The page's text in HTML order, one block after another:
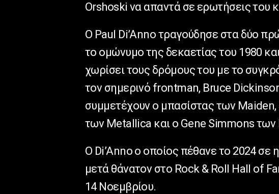
Orshoski να απαντά σε ερωτήσεις του
Ο Paul Di’Anno τραγούδησε στα δύο
το ομώνυμο της δεκαετίας του 1980
χωρίσει τους δρόμους του με το
τον σημερινό frontman, Bruce
συμμετέχουν ο μπασίστας των
των Metallica και ο Gene Simmons των
Ο Di’Anno ο οποίος πέθανε το 2024 σε
μετά θάνατον στο Rock & Roll Hall of
14 Νοεμβρίου.